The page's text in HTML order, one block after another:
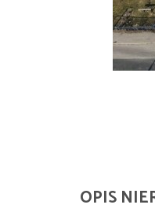
OPIS